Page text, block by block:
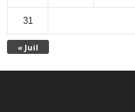
« Juil
31